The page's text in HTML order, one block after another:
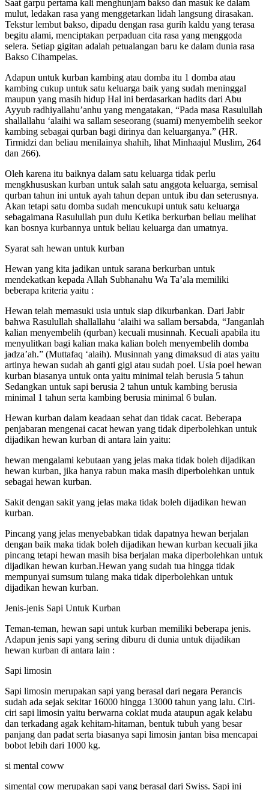
Saat garpu pertama kali menghunjam bakso dan masuk ke dalam
mulut, ledakan rasa yang menggetarkan lidah langsung dirasakan.
Tekstur lembut bakso, dipadu dengan rasa gurih kaldu yang terasa
begitu alami, menciptakan perpaduan cita rasa yang menggoda
selera. Setiap gigitan adalah petualangan baru ke dalam dunia rasa
Bakso Cihampelas.
Adapun untuk kurban kambing atau domba itu 1 domba atau
kambing cukup untuk satu keluarga baik yang sudah meninggal
maupun yang masih hidup Hal ini berdasarkan hadits dari Abu
Ayyub radhiyallahu’anhu yang mengatakan, “Pada masa Rasulullah
shallallahu ‘alaihi wa sallam seseorang (suami) menyembelih seekor
kambing sebagai qurban bagi dirinya dan keluarganya.” (HR.
Tirmidzi dan beliau menilainya shahih, lihat Minhaajul Muslim, 264
dan 266).
Oleh karena itu baiknya dalam satu keluarga tidak perlu
mengkhususkan kurban untuk salah satu anggota keluarga, semisal
qurban tahun ini untuk ayah tahun depan untuk ibu dan seterusnya.
Akan tetapi satu domba sudah mencukupi untuk satu keluarga
sebagaimana Rasulullah pun dulu Ketika berkurban beliau melihat
kan bosnya kurbannya untuk beliau keluarga dan umatnya.
Syarat sah hewan untuk kurban
Hewan yang kita jadikan untuk sarana berkurban untuk
mendekatkan kepada Allah Subhanahu Wa Ta’ala memiliki
beberapa kriteria yaitu :
Hewan telah memasuki usia untuk siap dikurbankan. Dari Jabir
bahwa Rasulullah shallallahu ‘alaihi wa sallam bersabda, “Janganlah
kalian menyembelih (qurban) kecuali musinnah. Kecuali apabila itu
menyulitkan bagi kalian maka kalian boleh menyembelih domba
jadza’ah.” (Muttafaq ‘alaih). Musinnah yang dimaksud di atas yaitu
artinya hewan sudah ah ganti gigi atau sudah poel. Usia poel hewan
kurban biasanya untuk onta yaitu minimal telah berusia 5 tahun
Sedangkan untuk sapi berusia 2 tahun untuk kambing berusia
minimal 1 tahun serta kambing berusia minimal 6 bulan.
Hewan kurban dalam keadaan sehat dan tidak cacat. Beberapa
penjabaran mengenai cacat hewan yang tidak diperbolehkan untuk
dijadikan hewan kurban di antara lain yaitu:
hewan mengalami kebutaan yang jelas maka tidak boleh dijadikan
hewan kurban, jika hanya rabun maka masih diperbolehkan untuk
sebagai hewan kurban.
Sakit dengan sakit yang jelas maka tidak boleh dijadikan hewan
kurban.
Pincang yang jelas menyebabkan tidak dapatnya hewan berjalan
dengan baik maka tidak boleh dijadikan hewan kurban kecuali jika
pincang tetapi hewan masih bisa berjalan maka diperbolehkan untuk
dijadikan hewan kurban.Hewan yang sudah tua hingga tidak
mempunyai sumsum tulang maka tidak diperbolehkan untuk
dijadikan hewan kurban.
Jenis-jenis Sapi Untuk Kurban
Teman-teman, hewan sapi untuk kurban memiliki beberapa jenis.
Adapun jenis sapi yang sering diburu di dunia untuk dijadikan
hewan kurban di antara lain :
Sapi limosin
Sapi limosin merupakan sapi yang berasal dari negara Perancis
sudah ada sejak sekitar 16000 hingga 13000 tahun yang lalu. Ciri-
ciri sapi limosin yaitu berwarna coklat muda ataupun agak kelabu
dan terkadang agak kehitam-hitaman, bentuk tubuh yang besar
panjang dan padat serta biasanya sapi limosin jantan bisa mencapai
bobot lebih dari 1000 kg.
si mental coww
simental cow merupakan sapi yang berasal dari Swiss. Sapi ini